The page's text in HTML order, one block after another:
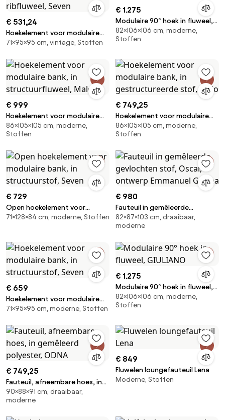
€ 531,24
Hoekelement voor modulaire
bank, in vintage ribfluweel,
71×95×95 cm, vintage, Stoffen
€ 1.275
Modulaire 90° hoek in fluweel,
GIULIANO
82×106×106 cm, moderne,
Stoffen
€ 999
Hoekelement voor modulaire
bank, in structuurfluweel, Malo
86×105×105 cm, moderne,
Stoffen
€ 749,25
Hoekelement voor modulaire
bank, in gestructureerde stof,
Malo
86×105×105 cm, moderne,
Stoffen
€ 729
Open hoekelement voor
modulaire bank, in
71×128×84 cm, moderne, Stoffen
€ 980
Fauteuil in gemêleerde
gevlochten stof, Oscar,
ontwerp Emmanuel Gallina
82×87×103 cm, draaibaar,
moderne
€ 659
Hoekelement voor modulaire
bank, in structuurstof, Seven
71×95×95 cm, moderne, Stoffen
€ 1.275
Modulaire 90° hoek in fluweel,
GIULIANO
82×106×106 cm, moderne,
Stoffen
€ 749,25
Fauteuil, afneembare hoes, in
gemêleerd polyester, ODNA
90×88×91 cm, draaibaar,
moderne
€ 849
Fluwelen loungefauteuil Lena
Moderne, Stoffen